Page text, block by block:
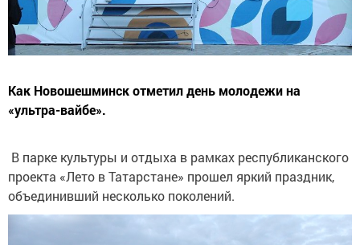
Как Новошешминск отметил день молодежи на
«ультра-вайбе».
В парке культуры и отдыха в рамках республиканского
проекта «Лето в Татарстане» прошел яркий праздник,
объединивший несколько поколений.